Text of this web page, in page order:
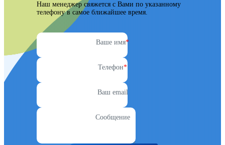
Наш менеджер свяжется с Вами по указанному
телефону в самое ближайшее время.
Ваше имя*
Телефон*
Ваш email
Сообщение